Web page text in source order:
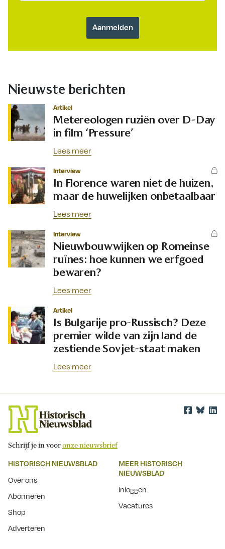
Nieuwste berichten
Artikel
Metereologen ruziën over D-Day
in film ‘Pressure’
Lees meer
Interview
In Florence waren niet de huizen,
maar de huwelijken onbetaalbaar
Lees meer
Interview
Nieuwbouwwijken op Romeinse
ruïnes: hoe kunnen we erfgoed
bewaren?
Lees meer
Artikel
Is Bulgarije pro-Russisch? Deze
premier wilde van zijn land de
zestiende Sovjet-staat maken
Lees meer
Schrijf je in vooronze nieuwsbrief
HISTORISCH NIEUWSBLAD
Over ons
Abonneren
Shop
Adverteren
MEER HISTORISCH
NIEUWSBLAD
Inloggen
Vacatures